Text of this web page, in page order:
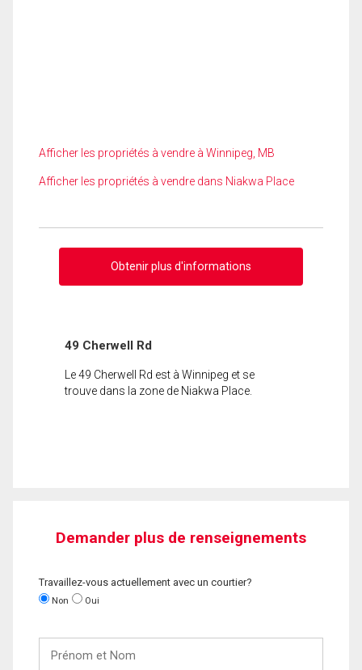
Afficher les propriétés à vendre à Winnipeg, MB
Afficher les propriétés à vendre dans Niakwa Place
Obtenir plus d'informations
49 Cherwell Rd
Le 49 Cherwell Rd est à Winnipeg et se
trouve dans la zone de Niakwa Place.
Demander plus de renseignements
Travaillez-vous actuellement avec un courtier?
Non Oui